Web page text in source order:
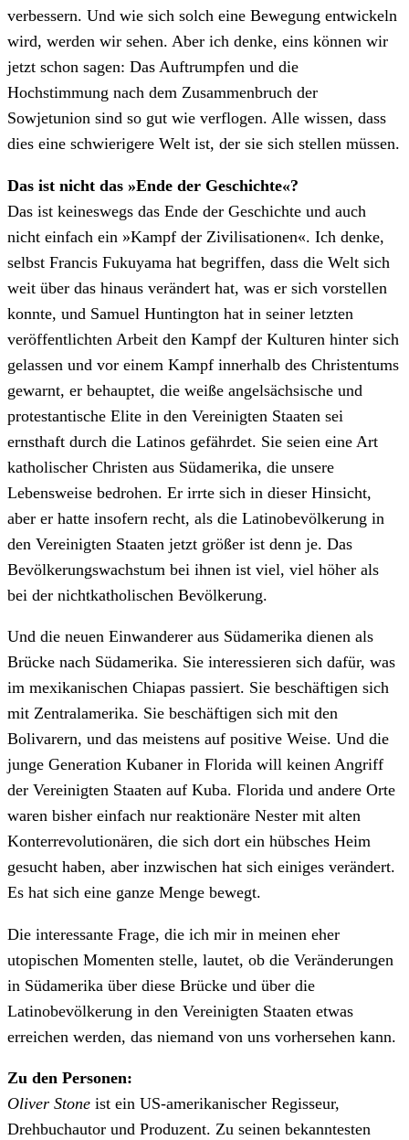
verbessern. Und wie sich solch eine Bewegung entwickeln
wird, werden wir sehen. Aber ich denke, eins können wir
jetzt schon sagen: Das Auftrumpfen und die
Hochstimmung nach dem Zusammenbruch der
Sowjetunion sind so gut wie verflogen. Alle wissen, dass
dies eine schwierigere Welt ist, der sie sich stellen müssen.
Das ist nicht das »Ende der Geschichte«?
Das ist keineswegs das Ende der Geschichte und auch
nicht einfach ein »Kampf der Zivilisationen«. Ich denke,
selbst Francis Fukuyama hat begriffen, dass die Welt sich
weit über das hinaus verändert hat, was er sich vorstellen
konnte, und Samuel Huntington hat in seiner letzten
veröffentlichten Arbeit den Kampf der Kulturen hinter sich
gelassen und vor einem Kampf innerhalb des Christentums
gewarnt, er behauptet, die weiße angelsächsische und
protestantische Elite in den Vereinigten Staaten sei
ernsthaft durch die Latinos gefährdet. Sie seien eine Art
katholischer Christen aus Südamerika, die unsere
Lebensweise bedrohen. Er irrte sich in dieser Hinsicht,
aber er hatte insofern recht, als die Latinobevölkerung in
den Vereinigten Staaten jetzt größer ist denn je. Das
Bevölkerungswachstum bei ihnen ist viel, viel höher als
bei der nichtkatholischen Bevölkerung.
Und die neuen Einwanderer aus Südamerika dienen als
Brücke nach Südamerika. Sie interessieren sich dafür, was
im mexikanischen Chiapas passiert. Sie beschäftigen sich
mit Zentralamerika. Sie beschäftigen sich mit den
Bolivarern, und das meistens auf positive Weise. Und die
junge Generation Kubaner in Florida will keinen Angriff
der Vereinigten Staaten auf Kuba. Florida und andere Orte
waren bisher einfach nur reaktionäre Nester mit alten
Konterrevolutionären, die sich dort ein hübsches Heim
gesucht haben, aber inzwischen hat sich einiges verändert.
Es hat sich eine ganze Menge bewegt.
Die interessante Frage, die ich mir in meinen eher
utopischen Momenten stelle, lautet, ob die Veränderungen
in Südamerika über diese Brücke und über die
Latinobevölkerung in den Vereinigten Staaten etwas
erreichen werden, das niemand von uns vorhersehen kann.
Zu den Personen:
Oliver Stone ist ein US-amerikanischer Regisseur,
Drehbuchautor und Produzent. Zu seinen bekanntesten